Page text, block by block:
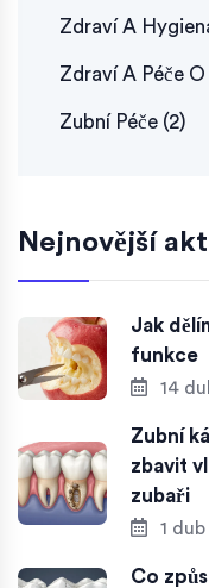
Zdraví A
Zdraví A Péče
Zubní Péče (2)
Nejnovější
Jak
funkce
14
Zubní
zbavit
zubaři
1
Co